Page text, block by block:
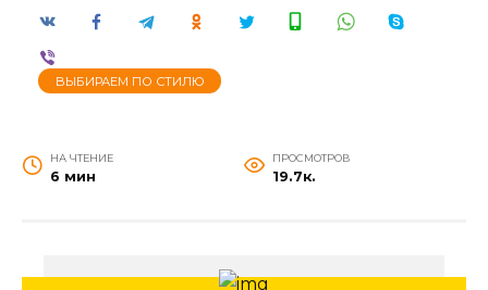
ВЫБИРАЕМ ПО СТИЛЮ
НА ЧТЕНИЕ
6 мин
ПРОСМОТРОВ
19.7к.